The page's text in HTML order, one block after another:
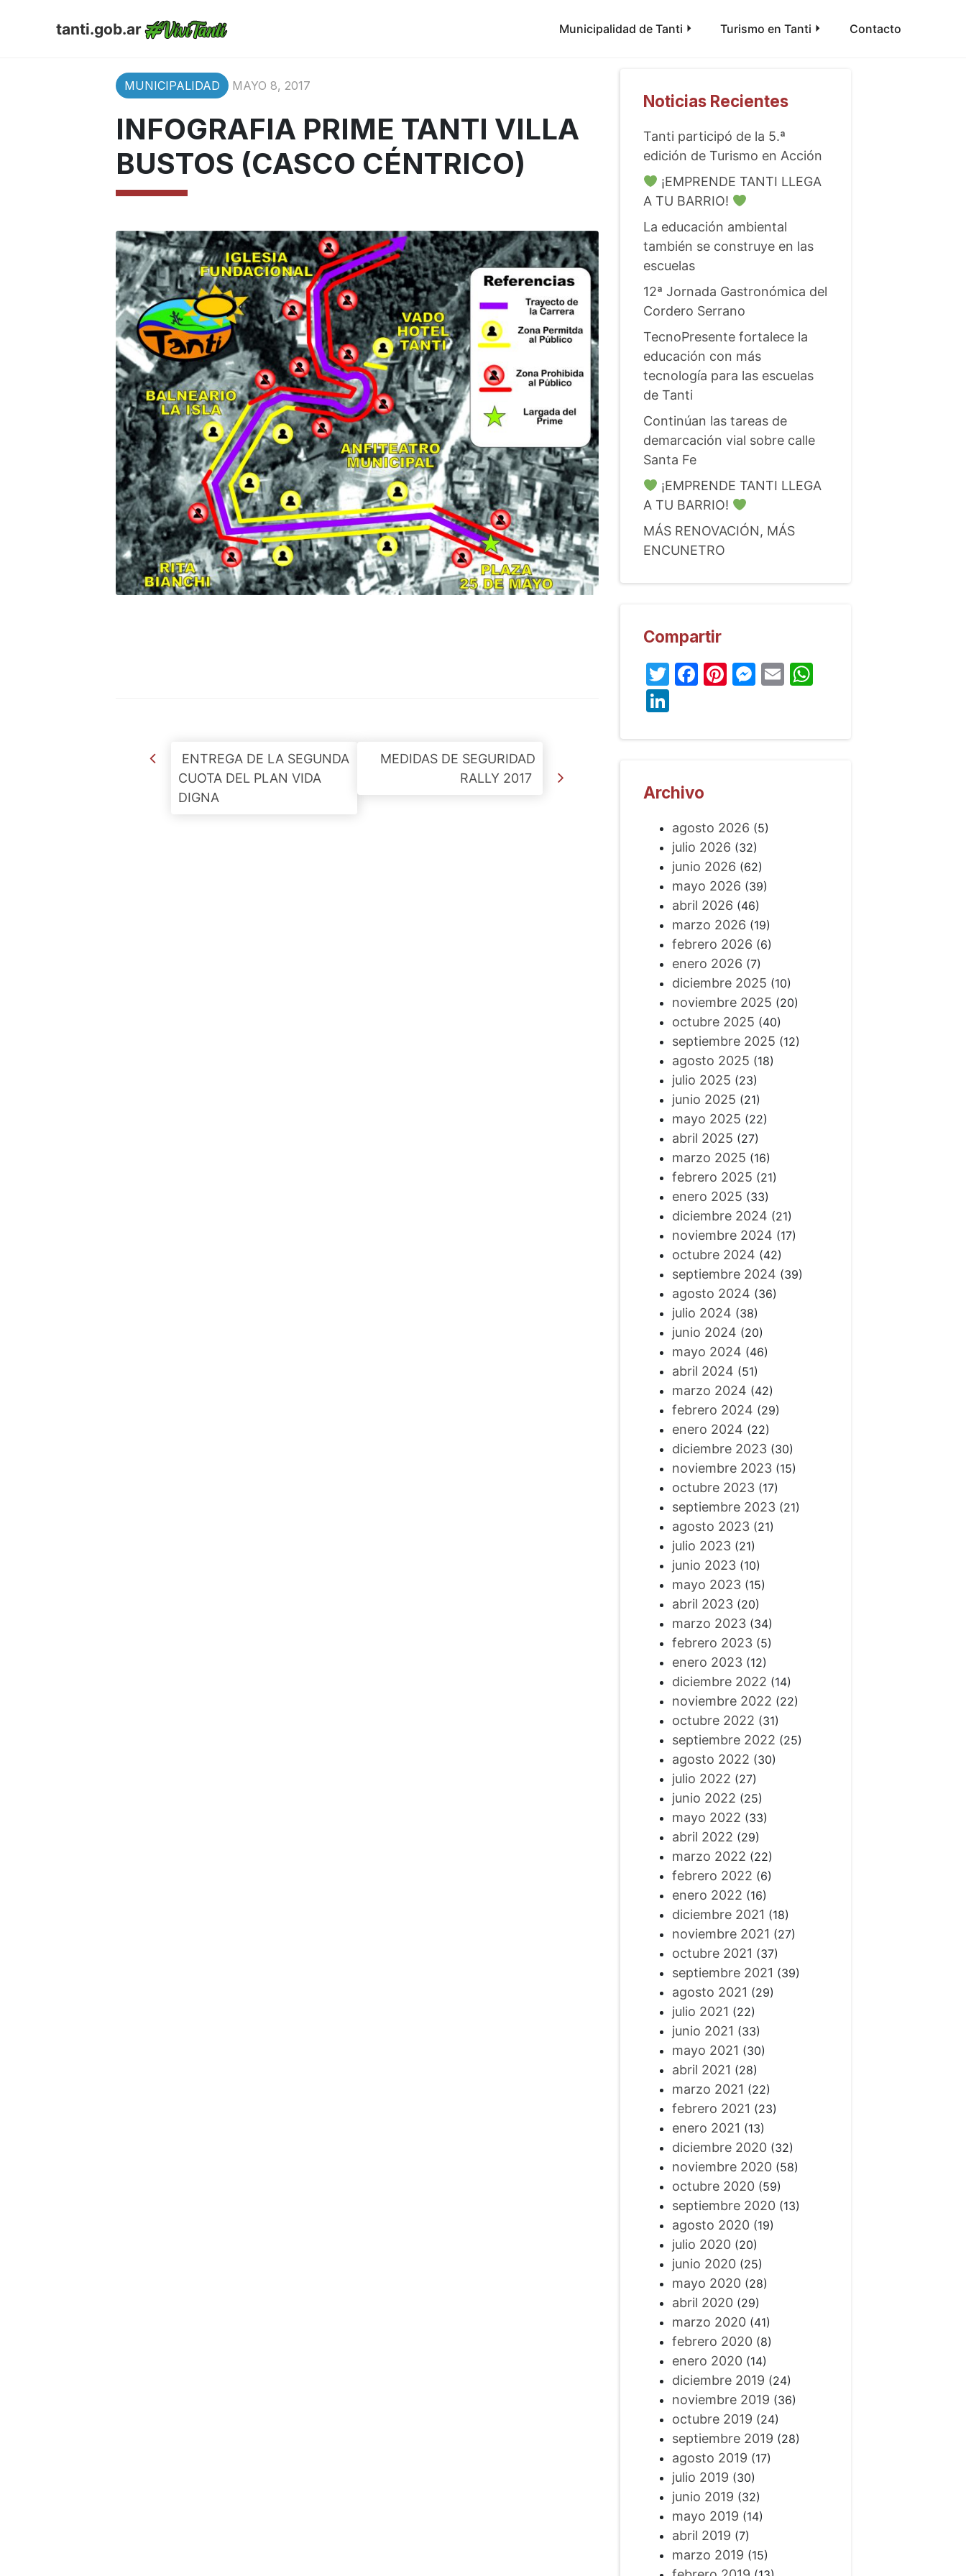
tanti.gob.ar Municipalidad de Tanti Turismo en Tanti Contacto
MUNICIPALIDAD MAYO 8, 2017
INFOGRAFIA PRIME TANTI VILLA
BUSTOS (CASCO CÉNTRICO)
Post navigation
ENTREGA DE LA SEGUNDA
CUOTA DEL PLAN VIDA
DIGNA
MEDIDAS DE SEGURIDAD
RALLY 2017
Noticias Recientes
Tanti participó de la 5.ª
edición de Turismo en Acción
¡EMPRENDE TANTI LLEGA
A TU BARRIO!
La educación ambiental
también se construye en las
escuelas
12ª Jornada Gastronómica del
Cordero Serrano
TecnoPresente fortalece la
educación con más
tecnología para las escuelas
de Tanti
Continúan las tareas de
demarcación vial sobre calle
Santa Fe
¡EMPRENDE TANTI LLEGA
A TU BARRIO!
MÁS RENOVACIÓN, MÁS
ENCUNETRO
Compartir
Twitter
Facebook
Pinterest
Messenger
EmailWhatsApp
LinkedIn
Archivo
agosto 2026 (5)
julio 2026 (32)
junio 2026 (62)
mayo 2026 (39)
abril 2026 (46)
marzo 2026 (19)
febrero 2026 (6)
enero 2026 (7)
diciembre 2025 (10)
noviembre 2025 (20)
octubre 2025 (40)
septiembre 2025 (12)
agosto 2025 (18)
julio 2025 (23)
junio 2025 (21)
mayo 2025 (22)
abril 2025 (27)
marzo 2025 (16)
febrero 2025 (21)
enero 2025 (33)
diciembre 2024 (21)
noviembre 2024 (17)
octubre 2024 (42)
septiembre 2024 (39)
agosto 2024 (36)
julio 2024 (38)
junio 2024 (20)
mayo 2024 (46)
abril 2024 (51)
marzo 2024 (42)
febrero 2024 (29)
enero 2024 (22)
diciembre 2023(30)
noviembre 2023(15)
octubre 2023(17)
septiembre 2023(21)
agosto 2023(21)
julio 2023(21)
junio 2023(10)
mayo 2023(15)
abril 2023(20)
marzo 2023(34)
febrero 2023(5)
enero 2023(12)
diciembre 2022 (14)
noviembre 2022 (22)
octubre 2022 (31)
septiembre 2022 (25)
agosto 2022 (30)
julio 2022 (27)
junio 2022 (25)
mayo 2022 (33)
abril 2022 (29)
marzo 2022 (22)
febrero 2022 (6)
enero 2022 (16)
diciembre 2021 (18)
noviembre 2021 (27)
octubre 2021 (37)
septiembre 2021 (39)
agosto 2021 (29)
julio 2021 (22)
junio 2021 (33)
mayo 2021 (30)
abril 2021 (28)
marzo 2021 (22)
febrero 2021 (23)
enero 2021 (13)
diciembre 2020(32)
noviembre 2020(58)
octubre 2020(59)
septiembre 2020(13)
agosto 2020(19)
julio 2020(20)
junio 2020(25)
mayo 2020(28)
abril 2020(29)
marzo 2020(41)
febrero 2020(8)
enero 2020(14)
diciembre 2019 (24)
noviembre 2019 (36)
octubre 2019 (24)
septiembre 2019 (28)
agosto 2019 (17)
julio 2019 (30)
junio 2019 (32)
mayo 2019 (14)
abril 2019 (7)
marzo 2019 (15)